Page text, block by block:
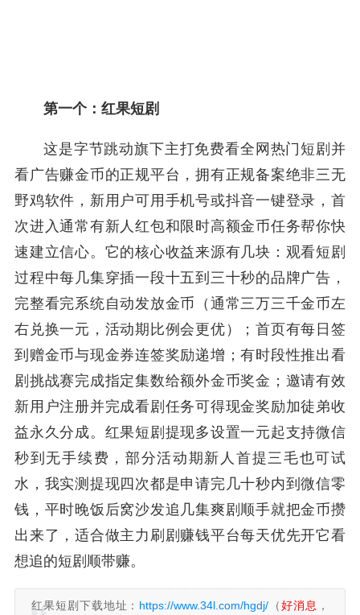
第一个：红果短剧
这是字节跳动旗下主打免费看全网热门短剧并
看广告赚金币的正规平台，拥有正规备案绝非三无
野鸡软件，新用户可用手机号或抖音一键登录，首
次进入通常有新人红包和限时高额金币任务帮你快
速建立信心。它的核心收益来源有几块：观看短剧
过程中每几集穿插一段十五到三十秒的品牌广告，
完整看完系统自动发放金币（通常三万三千金币左
右兑换一元，活动期比例会更优）；首页有每日签
到赠金币与现金券连签奖励递增；有时段性推出看
剧挑战赛完成指定集数给额外金币奖金；邀请有效
新用户注册并完成看剧任务可得现金奖励加徒弟收
益永久分成。红果短剧提现多设置一元起支持微信
秒到无手续费，部分活动期新人首提三毛也可试
水，我实测提现四次都是申请完几十秒内到微信零
钱，平时晚饭后窝沙发追几集爽剧顺手就把金币攒
出来了，适合做主力刷剧赚钱平台每天优先开它看
想追的短剧顺带赚。
红果短剧下载地址： https://www.34l.com/hgdj/ （好消息 ，